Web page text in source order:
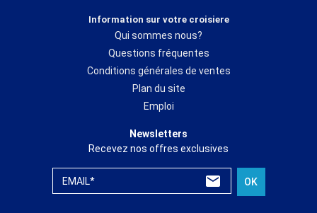
Information sur votre croisiere
Qui sommes nous?
Questions fréquentes
Conditions générales de ventes
Plan du site
Emploi
Newsletters
Recevez nos offres exclusives
EMAIL* OK